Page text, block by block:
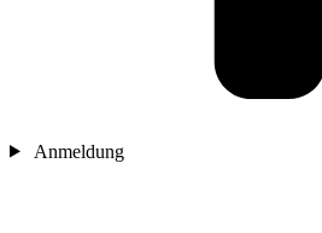
Anmeldung